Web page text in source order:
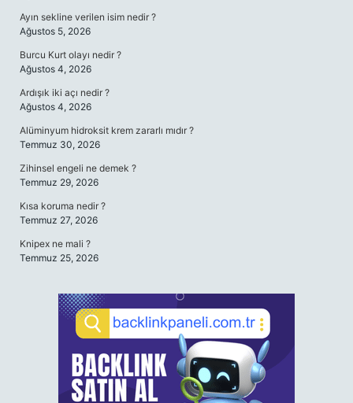
Ayın sekline verilen isim nedir ?
Ağustos 5, 2026
Burcu Kurt olayı nedir ?
Ağustos 4, 2026
Ardışık iki açı nedir ?
Ağustos 4, 2026
Alüminyum hidroksit krem zararlı mıdır ?
Temmuz 30, 2026
Zihinsel engeli ne demek ?
Temmuz 29, 2026
Kısa koruma nedir ?
Temmuz 27, 2026
Knipex ne mali ?
Temmuz 25, 2026